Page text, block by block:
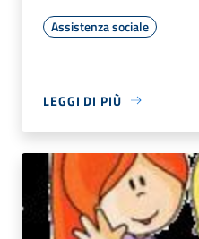
Assistenza sociale
LEGGI DI PIÙ